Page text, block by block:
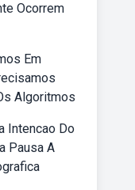
Ocorrem
Em
Algoritmos
Intencao Do
Pausa A